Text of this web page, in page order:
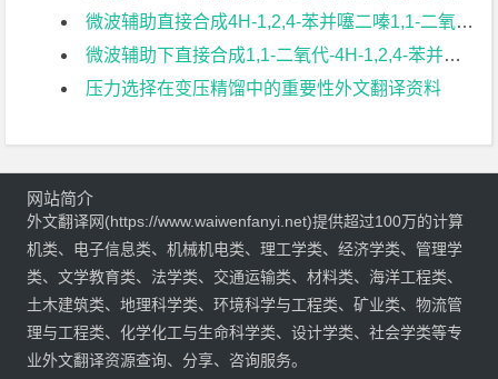
微波辅助直接合成4H-1,2,4-苯并噻二嗪1,1-二氧化物衍生品外文翻译资料
微波辅助下直接合成1,1-二氧代-4H-1,2,4-苯并噻二嗪类衍生物外文翻译资料
压力选择在变压精馏中的重要性外文翻译资料
网站简介
外文翻译网(https://www.waiwenfanyi.net)提供超过100万的计算
机类、电子信息类、机械机电类、理工学类、经济学类、管理学
类、文学教育类、法学类、交通运输类、材料类、海洋工程类、
土木建筑类、地理科学类、环境科学与工程类、矿业类、物流管
理与工程类、化学化工与生命科学类、设计学类、社会学类等专
业外文翻译资源查询、分享、咨询服务。